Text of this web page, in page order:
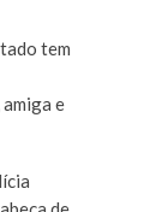
tem
amiga e